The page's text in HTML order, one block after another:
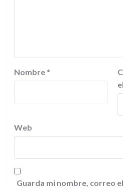
Nombre *
Web
Guarda mi nombre, correo